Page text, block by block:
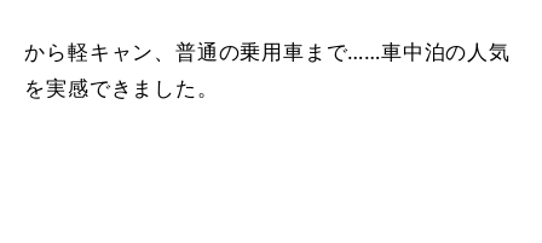
から軽キャン、普通の乗用車まで……車中泊の人気
を実感できました。